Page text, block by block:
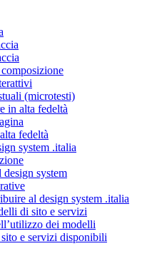
(microtesti)
in alta fedeltà
fedeltà
system .italia
system
al design system .italia
di sito e servizi
dei modelli
e servizi disponibili